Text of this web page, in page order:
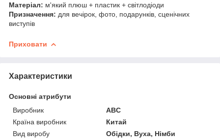
Матеріал: м'який плюш + пластик + світлодіоди
Призначення: для вечірок, фото, подарунків, сценічних
виступів
Приховати
Характеристики
Основні атрибути
Виробник
ABC
Країна виробник
Китай
Вид виробу
Обідки, Вуха, Німби